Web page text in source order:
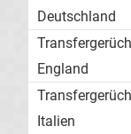
Deutschland
England
Italien